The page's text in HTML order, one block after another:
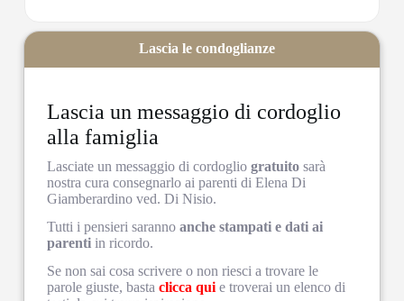
Lascia un messaggio di cordoglio
alla famiglia
Lasciate un messaggio di cordogliogratuito sarà
nostra cura consegnarlo ai parenti di Elena Di
Giamberardino ved. Di Nisio.
Tutti i pensieri sarannoanche stampati e dati ai
parenti in ricordo.
Se non sai cosa scrivere o non riesci a trovare le
parole giuste, bastaclicca qui e troverai un elenco di
Lascia le condoglianze